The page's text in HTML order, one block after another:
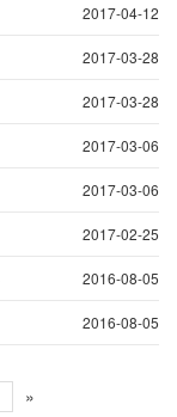
2017-04-12
2017-03-28
2017-03-28
2017-03-06
2017-03-06
2017-02-25
2016-08-05
2016-08-05
»